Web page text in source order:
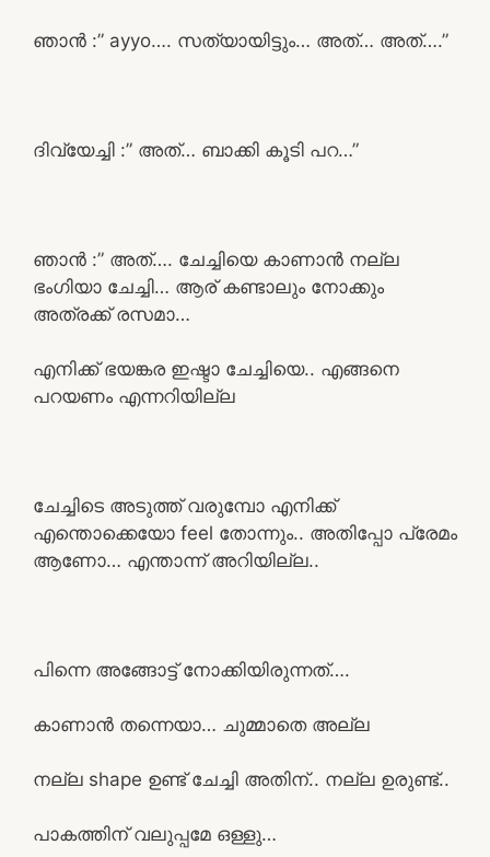
ഞാൻ :” ayyo…. സത്യായിട്ടും… അത്… അത്….”
ദിവ്യേച്ചി :” അത്… ബാക്കി കൂടി പറ…”
ഞാൻ :” അത്…. ചേച്ചിയെ കാണാൻ നല്ല
ഭംഗിയാ ചേച്ചി… ആര് കണ്ടാലും നോക്കും
അത്രക്ക് രസമാ…
എനിക്ക് ഭയങ്കര ഇഷ്ടാ ചേച്ചിയെ.. എങ്ങനെ
പറയണം എന്നറിയില്ല
ചേച്ചിടെ അടുത്ത് വരുമ്പോ എനിക്ക്
എന്തൊക്കെയോ feel തോന്നും.. അതിപ്പോ പ്രേമം
ആണോ… എന്താന്ന് അറിയില്ല..
പിന്നെ അങ്ങോട്ട് നോക്കിയിരുന്നത്….
കാണാൻ തന്നെയാ… ചുമ്മാതെ അല്ല
നല്ല shape ഉണ്ട് ചേച്ചി അതിന്.. നല്ല ഉരുണ്ട്..
പാകത്തിന് വലുപ്പമേ ഒള്ളു…